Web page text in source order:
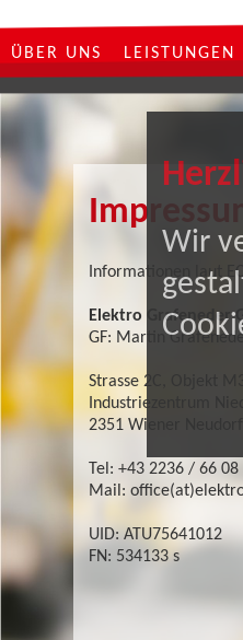
Wir
ÜBER UNS LEISTUNGEN
Impressum
Informationen laut
Elektro Grafeneder
GF: Martin
Strasse 2C, Objekt
Industriezentrum
2351 Wiener Neudorf
Tel: +43 2236 / 66 08
Mail:
UID: ATU75641012
FN: 534133 s